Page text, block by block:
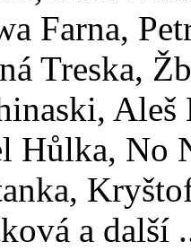
Farna,
Treska,
Hůlka, No
a další